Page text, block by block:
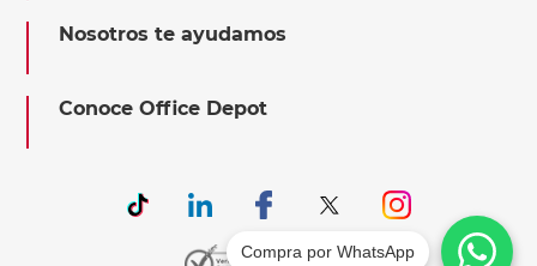
Nosotros te ayudamos
Conoce Office Depot
Compra por WhatsApp